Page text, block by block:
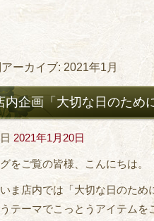
アーカイブ: 2021年1月
内企画「大切な日のため
2021年1月20日
をご覧の皆様、こんにちは。
ま店内では「大切な日のため
テーマでこっとうアイテムを